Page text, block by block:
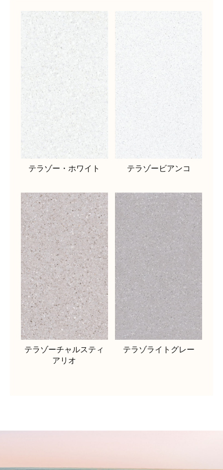
テラゾー・ホワイト テラゾービアンコ
テラゾーチャルスティ
アリオ
テラゾライトグレー